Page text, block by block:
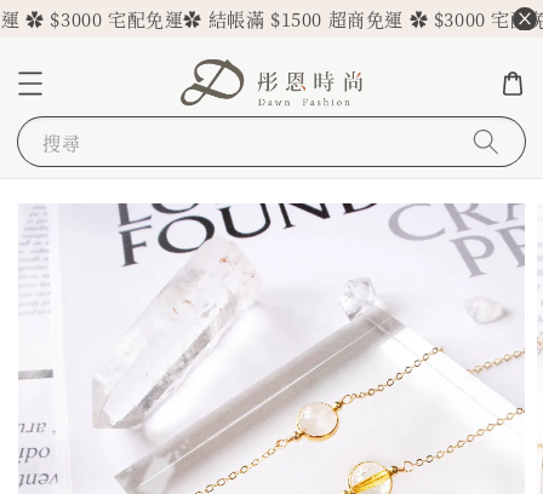
$3000 宅配免運✿ 結帳滿 $1500 超商免運 ✿ $3000 宅配免
搜尋